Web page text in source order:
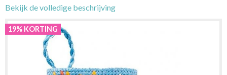
Bekijk de volledige beschrijving
19% KORTING